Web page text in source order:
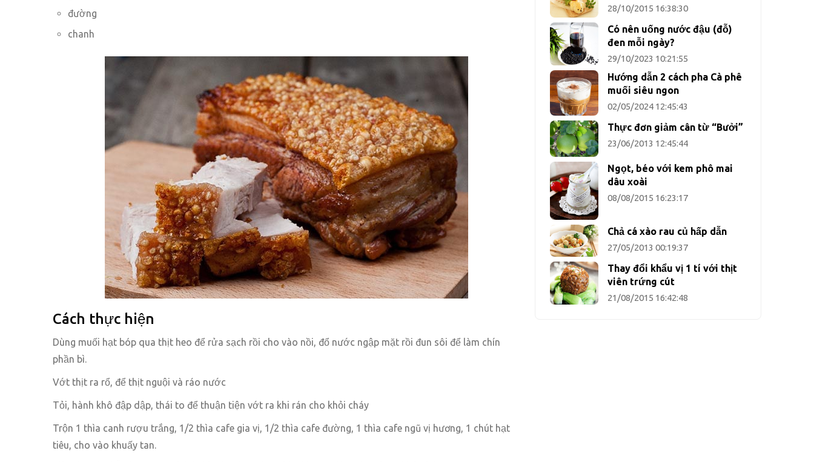
đường
chanh
Cách thực hiện
Dùng muối hạt bóp qua thịt heo để rửa sạch rồi cho vào nồi, đổ nước ngập mặt rồi đun sôi để làm chín
phần bì.
Vớt thịt ra rổ, để thịt nguội và ráo nước
Tỏi, hành khô đập dập, thái to để thuận tiện vớt ra khi rán cho khỏi cháy
Trộn 1 thìa canh rượu trắng, 1/2 thìa cafe gia vị, 1/2 thìa cafe đường, 1 thìa cafe ngũ vị hương, 1 chút hạt
tiêu, cho vào khuấy tan.
28/10/2015 16:38:30
Có nên uống nước đậu (đỗ)
đen mỗi ngày?
29/10/2023 10:21:55
Hướng dẫn 2 cách pha Cà phê
muối siêu ngon
02/05/2024 12:45:43
Thực đơn giảm cân từ “Bưởi”
23/06/2013 12:45:44
Ngọt, béo với kem phô mai
dâu xoài
08/08/2015 16:23:17
Chả cá xào rau củ hấp dẫn
27/05/2013 00:19:37
Thay đổi khẩu vị 1 tí với thịt
viên trứng cút
21/08/2015 16:42:48